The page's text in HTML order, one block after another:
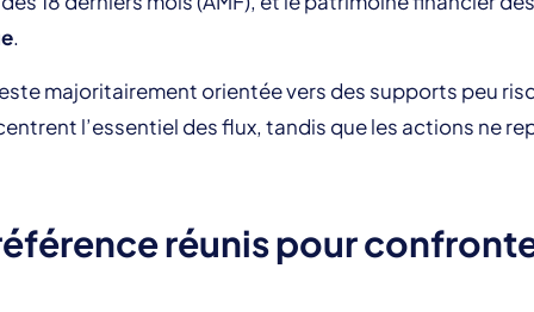
.
majoritairement orientée vers des supports peu
l’essentiel des flux, tandis que les actions ne
réunis pour